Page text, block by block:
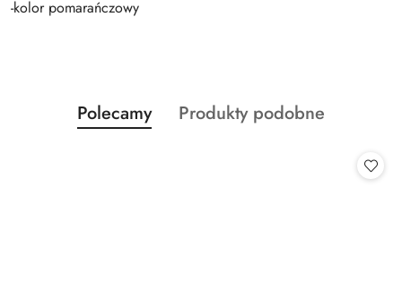
-kolor pomarańczowy
Pomiń karuzelę produktów
Produkty
o
Polecamy
Produkty
Produkty podobne